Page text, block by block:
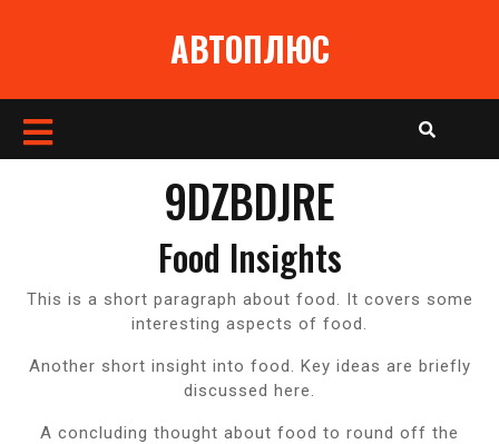
АВТОПЛЮС
Кнопка
9DZBDJRE
Food Insights
This is a short paragraph about food. It covers some
interesting aspects of food.
Another short insight into food. Key ideas are briefly
discussed here.
A concluding thought about food to round off the